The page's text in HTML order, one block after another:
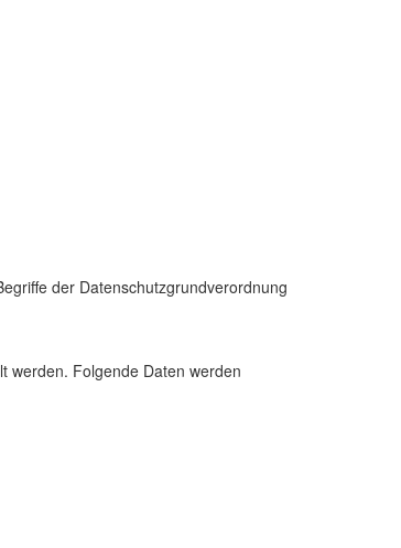
der Datenschutzgrundverordnung
werden. Folgende Daten werden